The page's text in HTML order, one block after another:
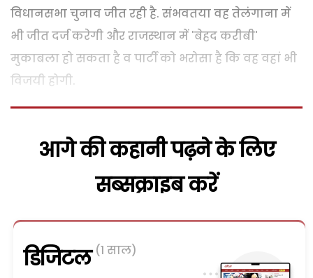
विधानसभा चुनाव जीत रही है. संभवतया वह तेलंगाना में
भी जीत दर्ज करेगी और राजस्थान में 'बेहद करीबी'
मुकाबला हो सकता है व पार्टी को भरोसा है कि वह वहां भी
विजयी होगी.
आगे की कहानी पढ़ने के लिए
सब्सक्राइब करें
डिजिटल (1 साल)